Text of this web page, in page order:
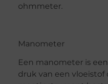
ohmmeter.
Manometer
Een manometer is
druk van een vloeistof